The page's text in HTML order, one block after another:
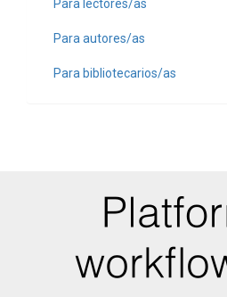
Para lectores/as
Para autores/as
Para bibliotecarios/as